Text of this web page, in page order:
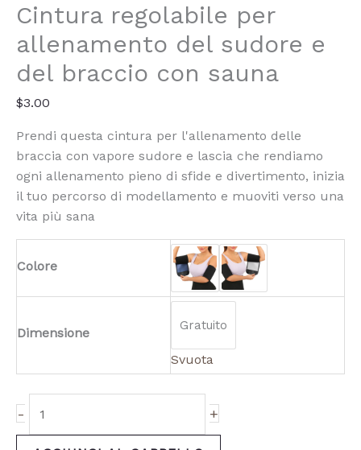
Cintura regolabile per
allenamento del sudore e
del braccio con sauna
$3.00
Prendi questa cintura per l'allenamento delle
braccia con vapore sudore e lascia che rendiamo
ogni allenamento pieno di sfide e divertimento, inizia
il tuo percorso di modellamento e muoviti verso una
vita più sana
Colore
Dimensione
Gratuito
Svuota
-
Arm
Belt
+